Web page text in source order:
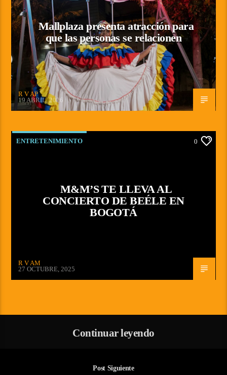
Mallplaza presenta atracción para
que las personas se relacionen
R V AP
19 ABRIL, 2026
ENTRETENIMIENTO 0
M&M’S TE LLEVA AL
CONCIERTO DE BEÉLE EN
BOGOTÁ
R V AM
27 OCTUBRE, 2025
Continuar leyendo
Post Siguiente